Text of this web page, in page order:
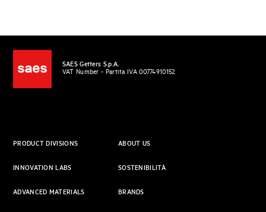
SAES Getters S.p.A.
VAT Number - Partita IVA 00774910152
PRODUCT DIVISIONS
INNOVATION LABS
ADVANCED MATERIALS
ABOUT US
SOSTENIBILITÀ
BRANDS